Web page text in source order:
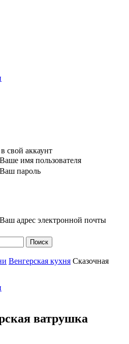
свой аккаунт
Ваше имя пользователя
Ваш пароль
Ваш адрес электронной почты
Венгерская кухня Сказочная
ватрушка